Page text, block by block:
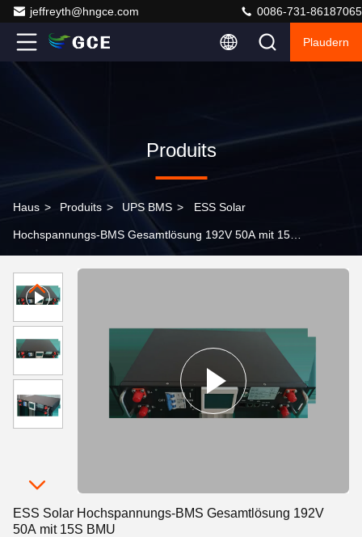
jeffreyth@hngce.com 0086-731-86187065
Plaudern
Produits
Haus > Produits > UPS BMS > ESS Solar
Hochspannungs-BMS Gesamtlösung 192V 50A mit 15S
ESS Solar Hochspannungs-BMS Gesamtlösung 192V
50A mit 15S BMU